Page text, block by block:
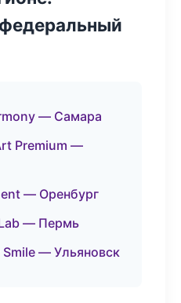
— Самара
Premium —
— Оренбург
— Пермь
— Ульяновск